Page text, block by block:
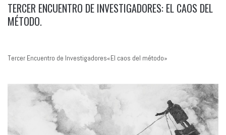
TERCER ENCUENTRO DE INVESTIGADORES: EL CAOS DEL
MÉTODO.
Tercer Encuentro de Investigadores«El caos del método»